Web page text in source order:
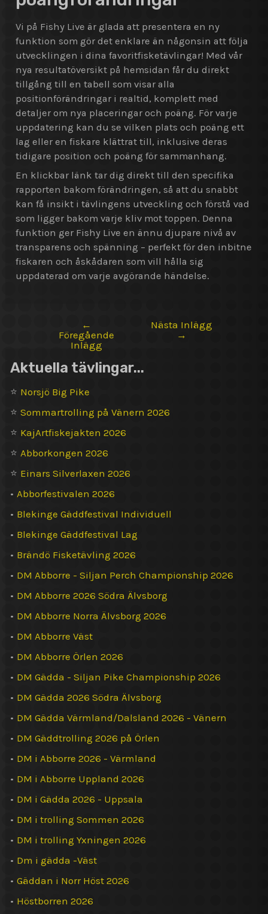
Vi på Fishy Live är glada att presentera en ny
funktion som gör det enklare än någonsin att följa
utvecklingen i dina favoritfisketävlingar! Med vår
nya resultatöversikt på hemsidan får du direkt
tillgång till en tabell som visar alla
positionförändringar i realtid, komplett med
detaljer om nya placeringar och poäng. För varje
uppdatering kan du se vilken plats och poäng ett
lag eller en fiskare klättrat till, inklusive deras
tidigare position och poäng för sammanhang.
En klickbar länk tar dig direkt till den specifika
rapporten bakom förändringen, så att du snabbt
kan få insikt i tävlingens utveckling och förstå vad
som ligger bakom varje kliv mot toppen. Denna
funktion ger Fishy Live en ännu djupare nivå av
transparens och spänning – perfekt för den inbitne
fiskaren och åskådaren som vill hålla sig
uppdaterad om varje avgörande händelse.
Inläggsnavigering
←
Föregående
Inlägg
Nästa Inlägg
→
Aktuella tävlingar...
⭐ Norsjö Big Pike
⭐ Sommartrolling på Vänern 2026
⭐ KajArtfiskejakten 2026
⭐ Abborkongen 2026
⭐ Einars Silverlaxen 2026
• Abborfestivalen 2026
• Blekinge Gäddfestival Individuell
• Blekinge Gäddfestival Lag
• Brändö Fisketävling 2026
• DM Abborre - Siljan Perch Championship 2026
• DM Abborre 2026 Södra Älvsborg
• DM Abborre Norra Älvsborg 2026
• DM Abborre Väst
• DM Abborre Örlen 2026
• DM Gädda - Siljan Pike Championship 2026
• DM Gädda 2026 Södra Älvsborg
• DM Gädda Värmland/Dalsland 2026 - Vänern
• DM Gäddtrolling 2026 på Örlen
• DM i Abborre 2026 - Värmland
• DM i Abborre Uppland 2026
• DM i Gädda 2026 - Uppsala
• DM i trolling Sommen 2026
• DM i trolling Yxningen 2026
• Dm i gädda -Väst
• Gäddan i Norr Höst 2026
• Höstborren 2026